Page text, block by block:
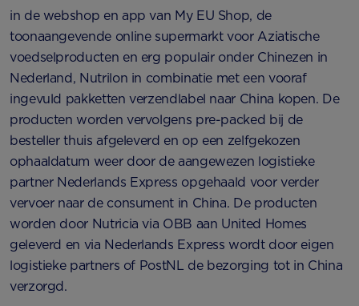
in de webshop en app van My EU Shop, de
toonaangevende online supermarkt voor Aziatische
voedselproducten en erg populair onder Chinezen in
Nederland, Nutrilon in combinatie met een vooraf
ingevuld pakketten verzendlabel naar China kopen. De
producten worden vervolgens pre-packed bij de
besteller thuis afgeleverd en op een zelfgekozen
ophaaldatum weer door de aangewezen logistieke
partner Nederlands Express opgehaald voor verder
vervoer naar de consument in China. De producten
worden door Nutricia via OBB aan United Homes
geleverd en via Nederlands Express wordt door eigen
logistieke partners of PostNL de bezorging tot in China
verzorgd.